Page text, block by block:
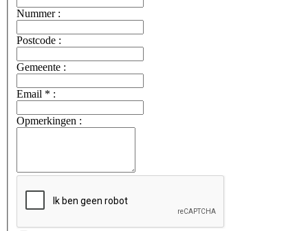
Nummer :
Postcode :
Gemeente :
Email * :
Opmerkingen :